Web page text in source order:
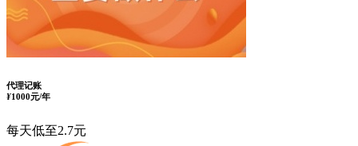
代理记账
¥1000元/年
每天低至2.7元